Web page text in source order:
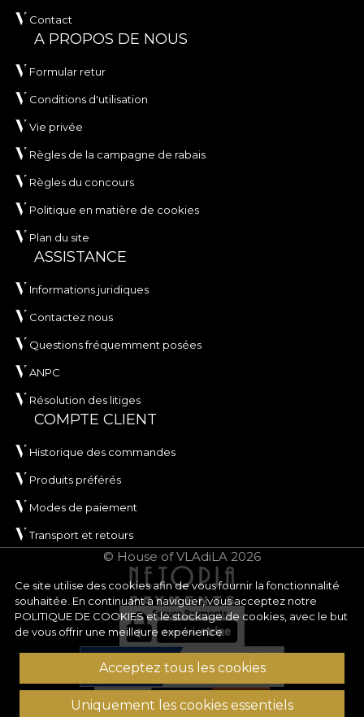
Ce site utilise des cookies afin de vous fournir la fonctionnalité
souhaitée. En continuant à naviguer, vous acceptez notre
POLITIQUE DE COOKIESet le stockage de cookies, avec le but
de vous offrir une meilleure expérience.
Acceptez tous les cookies
Uniquement les cookies essentiels
Contact
A PROPOS DE NOUS
Formular retur
Conditions d'utilisation
Vie privée
Règles de la campagne de rabais
Règles du concours
Politique en matière de cookies
Plan du site
ASSISTANCE
Informations juridiques
Contactez nous
Questions fréquemment posées
ANPC
Résolution des litiges
COMPTE CLIENT
Historique des commandes
Produits préférés
Modes de paiement
Transport et retours
© House of VLAdiLA 2026